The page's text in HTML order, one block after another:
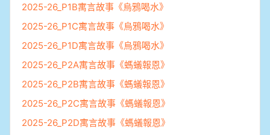
2025-26_P1B寓言故事《烏鴉喝水》
2025-26_P1C寓言故事《烏鴉喝水》
2025-26_P1D寓言故事《烏鴉喝水》
2025-26_P2A寓言故事《螞蟻報恩》
2025-26_P2B寓言故事《螞蟻報恩》
2025-26_P2C寓言故事《螞蟻報恩》
2025-26_P2D寓言故事《螞蟻報恩》